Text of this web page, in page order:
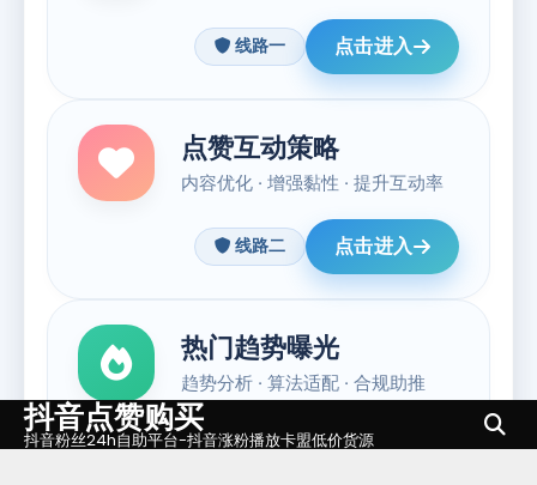
Skip抖音点赞购买
抖音粉丝24h自助平台-抖音涨粉播放卡盟低价货源